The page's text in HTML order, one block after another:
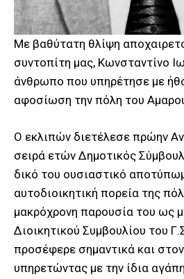
Με βαθύτατη θλίψη
συντοπίτη μας, Κωνσταντίνο
άνθρωπο που υπηρέτησε με
αφοσίωση την πόλη του
Ο εκλιπών διετέλεσε πρώην
σειρά ετών Δημοτικός
δικό του ουσιαστικό
αυτοδιοικητική πορεία της
μακρόχρονη παρουσία του ως
Διοικητικού Συμβουλίου του
προσέφερε σημαντικά και
υπηρετώντας με την ίδια